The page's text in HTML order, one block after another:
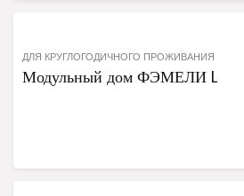
ДЛЯ КРУГЛОГОДИЧНОГО ПРОЖИВАНИЯ
Модульный дом ФЭМЕЛИ L